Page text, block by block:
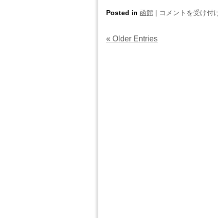
さ
所）
Posted in 函館 | 探
コメントを受け付
« Older Entries